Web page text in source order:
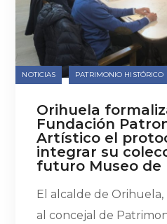
NOTICIAS PATRIMONIO HISTÓRICO
Orihuela
Fundación
Artístico el
integrar su
futuro Museo de
El alcalde de
al concejal de